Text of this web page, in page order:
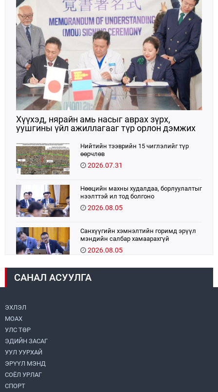
Хүүхэд, нярайн амь насыг аврах зүрх,
уушгины үйл ажиллагааг түр орлон дэмжих
Нийтийн тээврийн 15 чиглэлийг түр
өөрчлөв
2026.07.31
Нөөцийн махны худалдаа, борлуулалтыг
нээлттэй ил тод болгоно
2026.08.05
Санхүүгийн хэмнэлтийн горимд эрүүл
мэндийн салбар хамаарахгүй
2026.08.05
УИХ-ын дарга С.Бямбацогт:
Хэлэлцүүлгээс илүү хэрэгжилт,
САНАЛ АСУУЛГА
ЭХЛЭЛ
МОАХ
УЛС ТӨР
ЭДИЙН ЗАСАГ
УУЛ УУРХАЙ
ЭРҮҮЛ МЭНД
СОЁЛ УРЛАГ
СПОРТ